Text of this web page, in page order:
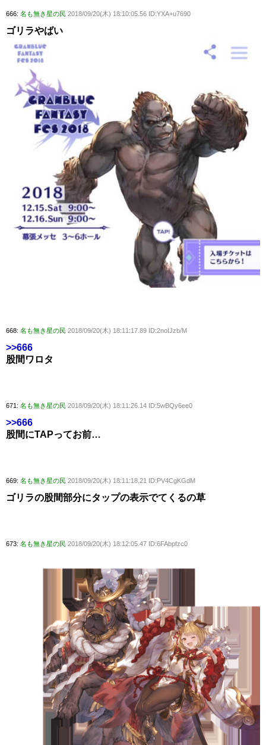
666: 名も無き星の民 2018/09/20(木) 18:10:05.56 ID:YXA+u7690
ゴリラやばい
668: 名も無き星の民 2018/09/20(木) 18:11:17.89 ID:2noIJzb/M
>>666
股間ワロタ
671: 名も無き星の民 2018/09/20(木) 18:11:26.14 ID:5wBQy6ee0
>>666
股間にTAPってお前…
669: 名も無き星の民 2018/09/20(木) 18:11:18.21 ID:PV4CgKGdM
ゴリラの股間部分にタップの表示でてくるの草
673: 名も無き星の民 2018/09/20(木) 18:12:05.47 ID:6FAbpfzc0